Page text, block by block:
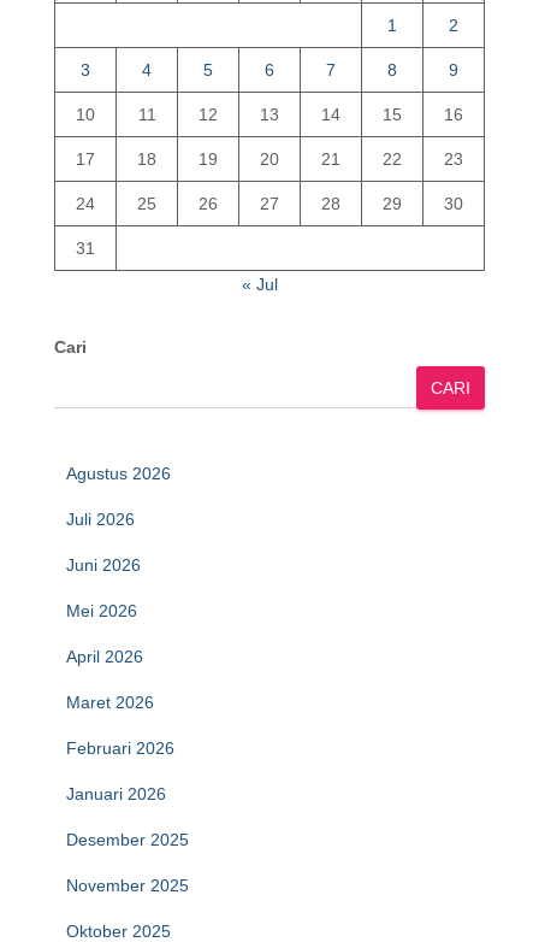
1 2
3 4 5 6 7 8 9
10 11 12 13 14 15 16
17 18 19 20 21 22 23
24 25 26 27 28 29 30
31
« Jul
Cari
CARI
Agustus 2026
Juli 2026
Juni 2026
Mei 2026
April 2026
Maret 2026
Februari 2026
Januari 2026
Desember 2025
November 2025
Oktober 2025